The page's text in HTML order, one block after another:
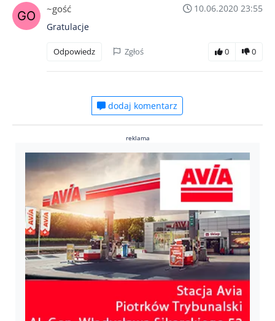
~gość
10.06.2020 23:55
Gratulacje
Odpowiedz Zgłoś 0 0
dodaj komentarz
reklama